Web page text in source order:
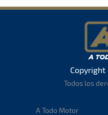
Todos los
A Todo Motor